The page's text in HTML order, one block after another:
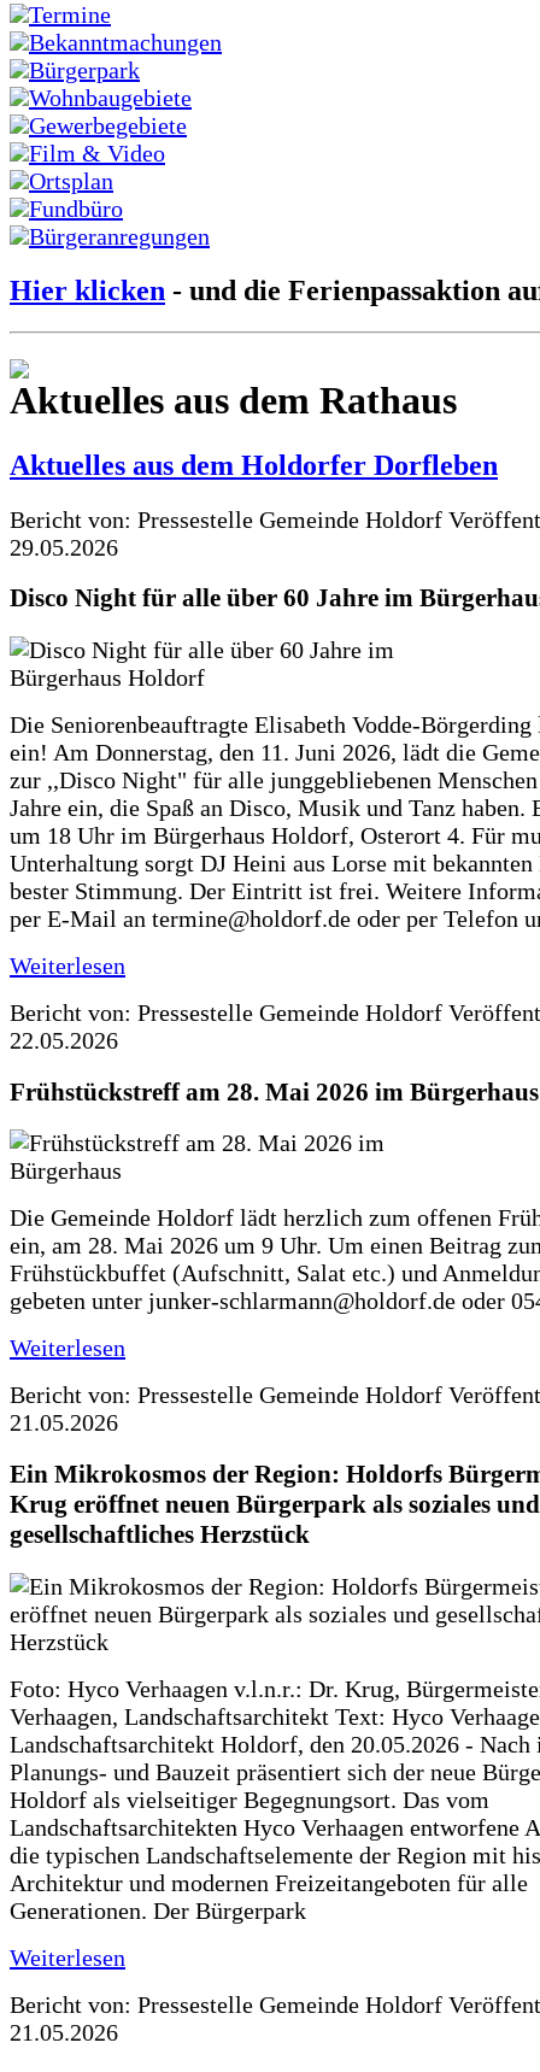
Termine
Bekanntmachungen
Bürgerpark
Wohnbaugebiete
Gewerbegebiete
Film & Video
Ortsplan
Fundbüro
Bürgeranregungen
Hier klicken - und die Ferienpassaktion
Aktuelles aus dem Rathaus
Aktuelles aus dem Holdorfer Dorfleben
Bericht von: Pressestelle Gemeinde Holdorf
29.05.2026
Disco Night für alle über 60 Jahre im
Die Seniorenbeauftragte Elisabeth Vodde-
ein! Am Donnerstag, den 11. Juni 2026, lädt die
zur ,,Disco Night" für alle junggebliebenen
Jahre ein, die Spaß an Disco, Musik und Tanz haben.
um 18 Uhr im Bürgerhaus Holdorf, Osterort 4. Für
Unterhaltung sorgt DJ Heini aus Lorse mit
bester Stimmung. Der Eintritt ist frei. Weitere
per E-Mail an termine@holdorf.de oder per Telefon
Weiterlesen
Bericht von: Pressestelle Gemeinde Holdorf
22.05.2026
Frühstückstreff am 28. Mai 2026 im Bürgerhaus
Die Gemeinde Holdorf lädt herzlich zum offenen
ein, am 28. Mai 2026 um 9 Uhr. Um einen Beitrag
Frühstückbuffet (Aufschnitt, Salat etc.) und
gebeten unter junker-schlarmann@holdorf.de oder
Weiterlesen
Bericht von: Pressestelle Gemeinde Holdorf
21.05.2026
Ein Mikrokosmos der Region: Holdorfs
Krug eröffnet neuen Bürgerpark als soziales und
gesellschaftliches Herzstück
Foto: Hyco Verhaagen v.l.n.r.: Dr. Krug,
Verhaagen, Landschaftsarchitekt Text: Hyco
Landschaftsarchitekt Holdorf, den 20.05.2026 - Nach
Planungs- und Bauzeit präsentiert sich der neue
Holdorf als vielseitiger Begegnungsort. Das vom
Landschaftsarchitekten Hyco Verhaagen entworfene
die typischen Landschaftselemente der Region mit
Architektur und modernen Freizeitangeboten für alle
Generationen. Der Bürgerpark
Weiterlesen
Bericht von: Pressestelle Gemeinde Holdorf
21.05.2026